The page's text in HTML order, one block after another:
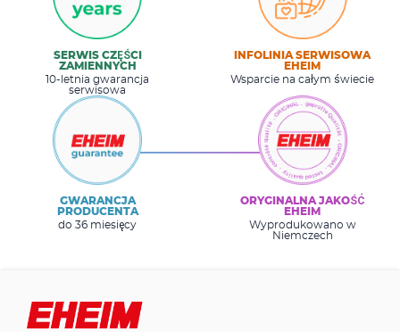
SERWIS CZĘŚCI
ZAMIENNYCH
10-letnia gwarancja
serwisowa
INFOLINIA SERWISOWA
EHEIM
Wsparcie na całym świecie
GWARANCJA
PRODUCENTA
do 36 miesięcy
ORYGINALNA JAKOŚĆ
EHEIM
Wyprodukowano w
Niemczech